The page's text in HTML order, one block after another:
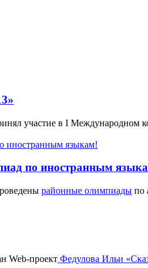
участие в I Международном
по иностранным
районные олимпиады по
Web-проект Федулова Ильи